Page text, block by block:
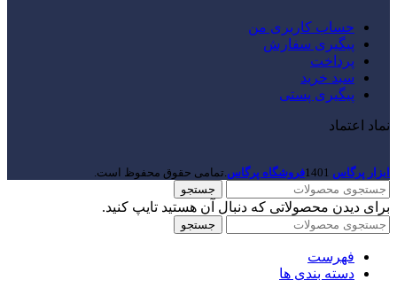
حساب کاربری من
پیگیری سفارش
پرداخت
سبد خرید
پیگیری پستی
نماد اعتماد
ابزار پرگاس 1401فروشگاه پرگاس.تمامی حقوق محفوظ است.
جستجو
برای دیدن محصولاتی که دنبال آن هستید تایپ کنید.
جستجو
فهرست
دسته بندی ها